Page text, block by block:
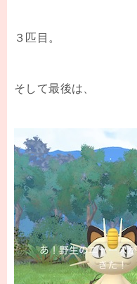
３匹目。
そして最後は、